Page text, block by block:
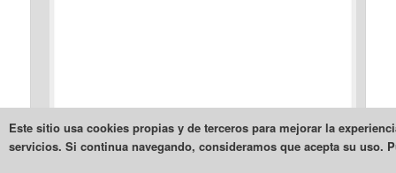
Este sitio usa cookies propias y de terceros para mejorar la
servicios. Si continua navegando, consideramos que acepta su uso.